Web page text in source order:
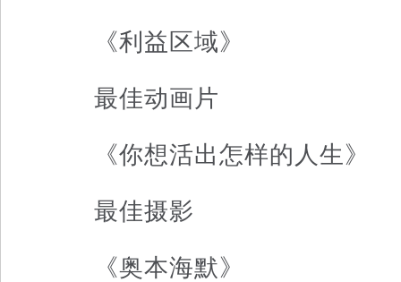
《利益区域》
最佳动画片
《你想活出怎样的人生》
最佳摄影
《奥本海默》